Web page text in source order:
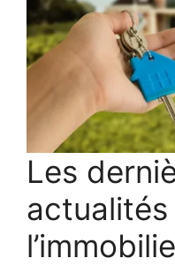
Les
actualités